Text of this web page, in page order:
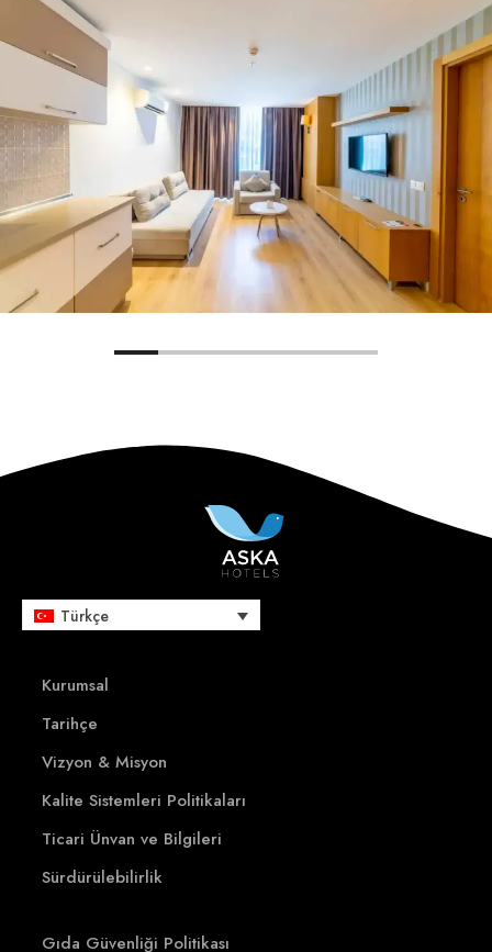
Türkçe
Kurumsal
Tarihçe
Vizyon & Misyon
Kalite Sistemleri Politikaları
Ticari Ünvan ve Bilgileri
Sürdürülebilirlik
Gıda Güvenliği Politikası